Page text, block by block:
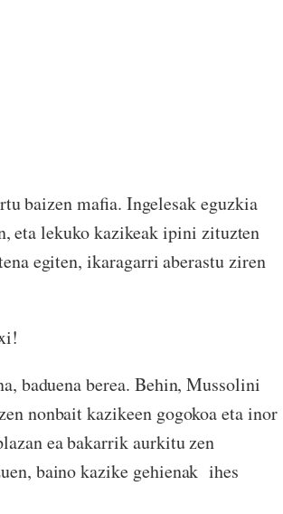
baizen mafia. Ingelesak eguzkia
eta lekuko kazikeak ipini zituzten
egiten, ikaragarri aberastu ziren
baduena berea. Behin, Mussolini
nonbait kazikeen gogokoa eta inor
ea bakarrik aurkitu zen
baino kazike gehienak ihes